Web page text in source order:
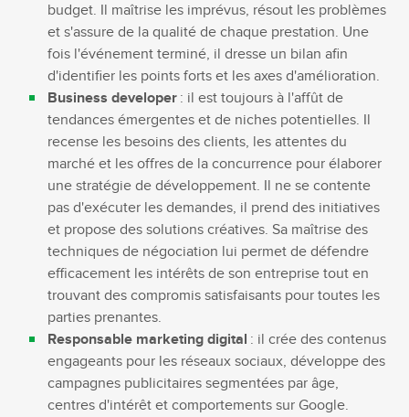
budget. Il maîtrise les imprévus, résout les problèmes
et s'assure de la qualité de chaque prestation. Une
fois l'événement terminé, il dresse un bilan afin
d'identifier les points forts et les axes d'amélioration.
Business developer : il est toujours à l'affût de
tendances émergentes et de niches potentielles. Il
recense les besoins des clients, les attentes du
marché et les offres de la concurrence pour élaborer
une stratégie de développement. Il ne se contente
pas d'exécuter les demandes, il prend des initiatives
et propose des solutions créatives. Sa maîtrise des
techniques de négociation lui permet de défendre
efficacement les intérêts de son entreprise tout en
trouvant des compromis satisfaisants pour toutes les
parties prenantes.
Responsable marketing digital : il crée des contenus
engageants pour les réseaux sociaux, développe des
campagnes publicitaires segmentées par âge,
centres d'intérêt et comportements sur Google.